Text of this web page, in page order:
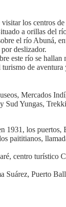
los centros
a orillas del
el río Abuná,
deslizador.
este río se hallan
de aventura
Mercados
Sud Yungas,
1931, los
paititianos,
centro turístico
Suárez, Puerto